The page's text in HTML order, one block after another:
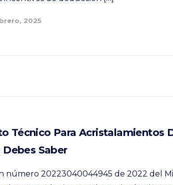
2025
Técnico Para Acristalamientos
Saber
número 20223040044945 de 2022 del